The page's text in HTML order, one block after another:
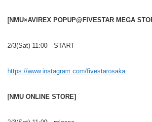
[NMU×AVIREX POPUP@FIVESTAR MEGA
2/3(Sat) 11:00 START
https://www.instagram.com/fivestarosaka
[NMU ONLINE STORE]